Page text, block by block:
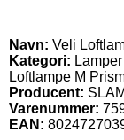
Navn: Veli
Kategori:
Loftlampe M
Producent:
Varenummer:
EAN: